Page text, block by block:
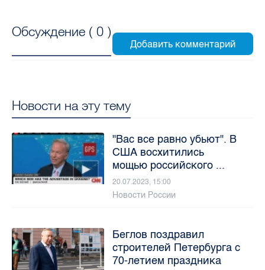
Обсуждение ( 0 )
Новости на эту тему
"Вас все равно убьют". В
США восхитились
мощью российского ...
20.07.2023, 15:00
Новости России
Беглов поздравил
строителей Петербурга с
70-летием праздника